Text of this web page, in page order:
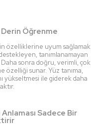
Derin Öğrenme
özelliklerine uyum sağlamak
tanımlanamayan
sonra doğru, verimli, çok
özelliği sunar. Yüz tanıma,
yükseltmesi ile giderek daha
Sadece Bir